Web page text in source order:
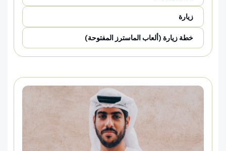
زيارة
خطة زيارة (ألعاب الماسترز المفتوحة)